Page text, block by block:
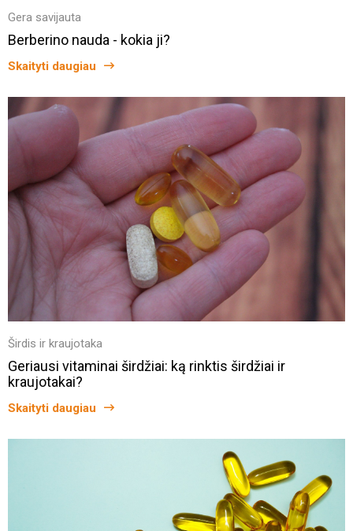
Gera savijauta
Berberino nauda - kokia ji?
Skaityti daugiau
Širdis ir kraujotaka
Geriausi vitaminai širdžiai: ką rinktis širdžiai ir
kraujotakai?
Skaityti daugiau